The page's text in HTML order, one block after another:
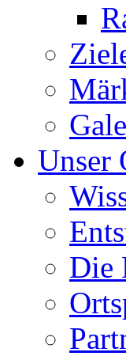
Unser
Die